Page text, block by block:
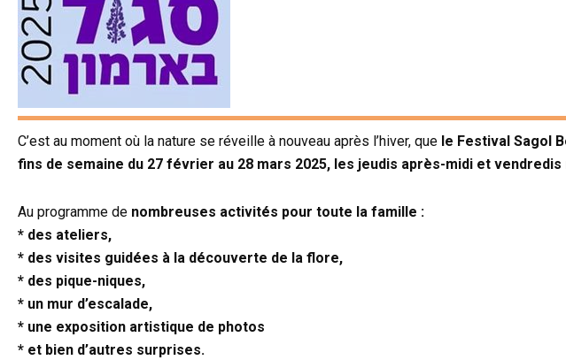
C’est au moment où la nature se réveille à nouveau après l’hiver, que le Festival Sagol
fins de semaine du 27 février au 28 mars 2025, les jeudis après-midi et vendredis
Au programme de nombreuses activités pour toute la famille :
* des ateliers,
* des visites guidées à la découverte de la flore,
* des pique-niques,
* un mur d’escalade,
* une exposition artistique de photos
* et bien d’autres surprises.